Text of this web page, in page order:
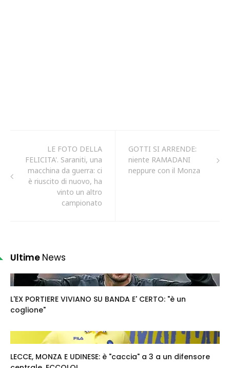
LE FOTO DELLA
FELICITA'. Saraniti, una
macchina da guerra: ci
è riuscito di nuovo, ha
vinto un altro
campionato
GOTTI SI ARRENDE:
niente RAMADANI
neppure con il Monza
Ultime News
L'EX PORTIERE VIVIANO SU BANDA E' CERTO: "è un
coglione"
LECCE, MONZA E UDINESE: è "caccia" a 3 a un difensore